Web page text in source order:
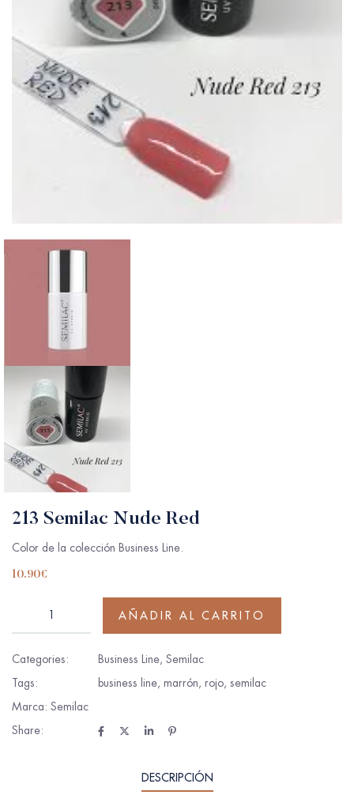
213 Semilac Nude Red
Color de la colección Business Line.
10.90€
AÑADIR AL CARRITO
Categories: Business Line, Semilac
Tags:
business line, marrón, rojo, semilac
Marca: Semilac
Share:
DESCRIPCIÓN